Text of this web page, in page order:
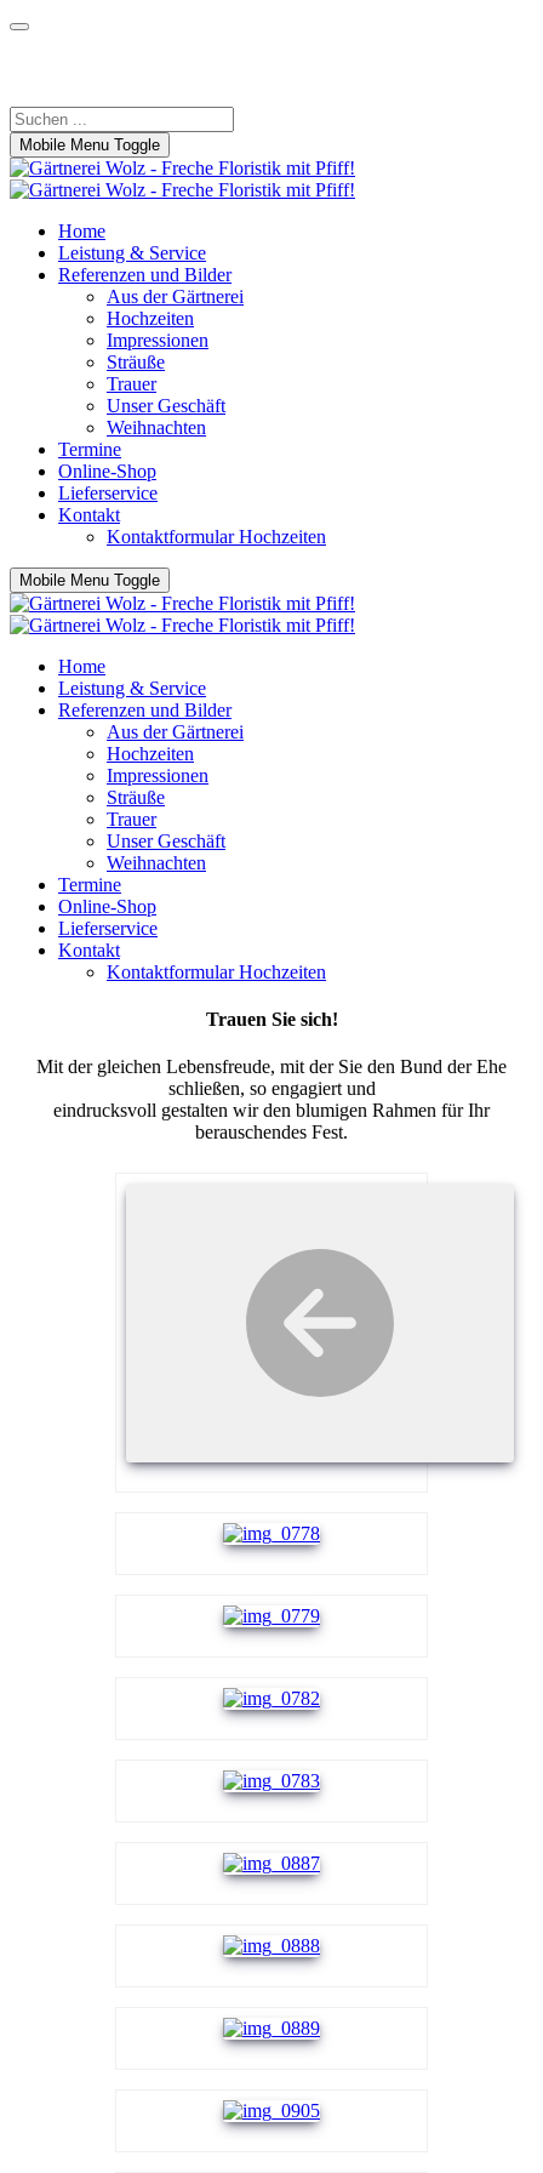
Mobile Menu Toggle
Home
Leistung & Service
Referenzen und Bilder
Aus der Gärtnerei
Hochzeiten
Impressionen
Sträuße
Trauer
Unser Geschäft
Weihnachten
Termine
Online-Shop
Lieferservice
Kontakt
Kontaktformular Hochzeiten
Mobile Menu Toggle
Home
Leistung & Service
Referenzen und Bilder
Aus der Gärtnerei
Hochzeiten
Impressionen
Sträuße
Trauer
Unser Geschäft
Weihnachten
Termine
Online-Shop
Lieferservice
Kontakt
Kontaktformular Hochzeiten
Trauen Sie sich!
Mit der gleichen Lebensfreude, mit der Sie den Bund der Ehe
schließen, so engagiert und
eindrucksvoll gestalten wir den blumigen Rahmen für Ihr
berauschendes Fest.